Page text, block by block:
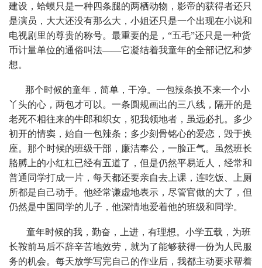
建设，蛤蟆只是一种四条腿的两栖动物，影帝的获得者还只
是演员，大大还没有那么大，小姐还只是一个出现在小说和
电视剧里的尊贵的称号。最重要的是，“五毛”还只是一种货
币计量单位的通俗叫法——它凝结着我童年的全部记忆和梦
想。
那个时候的童年，简单，干净。一包辣条换不来一个小
丫头的心，两包才可以。一条圆规画出的三八线，隔开的是
老死不相往来的牛郎和织女，犯我领地者，虽远必扎。多少
初开的情窦，始自一包辣条；多少刻骨铭心的爱恋，毁于换
座。那个时候的班级干部，廉洁奉公，一脸正气。虽然班长
胳膊上的小红杠已经有五道了，但是仍然平易近人，经常和
普通同学打成一片，每天都还要亲自去上课，连吃饭、上厕
所都是自己动手。他经常谦虚地表示，尽管官做的大了，但
仍然是中国同学的儿子，他深情地爱着他的班级和同学。
童年时候的我，勤奋，上进，有理想。小学五载，为班
长鞍前马后不辞辛苦地效劳，就为了能够获得一份为人民服
务的机会。每天放学写完自己的作业后，我都主动要求帮着